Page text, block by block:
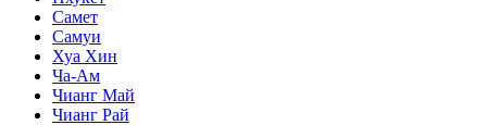
Самет
Самуи
Хуа Хин
Ча-Ам
Чианг Май
Чианг Рай